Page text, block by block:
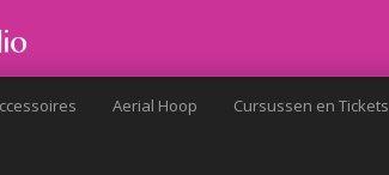
Aerial Hoop Cursussen en Tickets